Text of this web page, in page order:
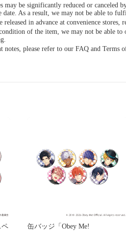
may be significantly reduced or canceled
date. As a result, we may not be able to
in advance at convenience stores,
of the item, we may not be able to
please refer to our FAQ and Terms
ペ
缶バッジ「Obey Me!